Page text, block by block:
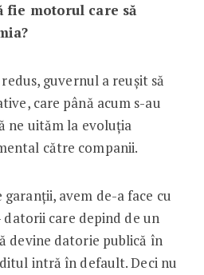
fie motorul care să
guvernul a reușit să
care până acum s-au
ne uităm la evoluția
către companii.
garanții, avem de-a face cu
care depind de un
devine datorie publică în
intră în default. Deci nu